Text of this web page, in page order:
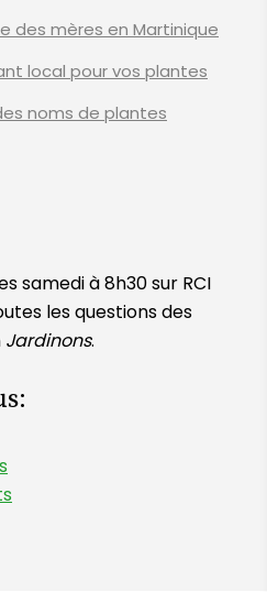
des mères en Martinique
local pour vos plantes
noms de plantes
samedi à 8h30 sur RCI
les questions des
Jardinons.